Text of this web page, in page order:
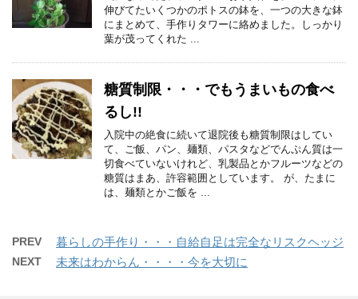
伸びてたいくつかのポトスの鉢を、一つの大きな鉢
にまとめて、手作りタワーに絡めました。しっかり
葉が茂ってくれた ...
糖質制限・・・でもうまいもの食べ
るし!!
入院中の絶食に続いて退院後も糖質制限はしてい
て、ご飯、パン、麺類、パスタなどでんぷん質は一
切食べていないけれど、乳製品とかフルーツなどの
糖質はまあ、許容範囲としています。 が、たまに
は、麺類とかご飯を ...
PREV 暮らしの手作り・・・自給自足は完全なリスクヘッジ
NEXT 未来はわからん・・・・今を大切に